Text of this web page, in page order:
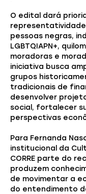
O edital dará
pessoas negras,
LGBTQIAPN+,
moradoras e
iniciativa busca
grupos
tradicionais de
desenvolver
social, fortalecer
perspectivas
Para Fernanda
institucional da
CORRE parte do
produzem
de movimentar a
do entendimento